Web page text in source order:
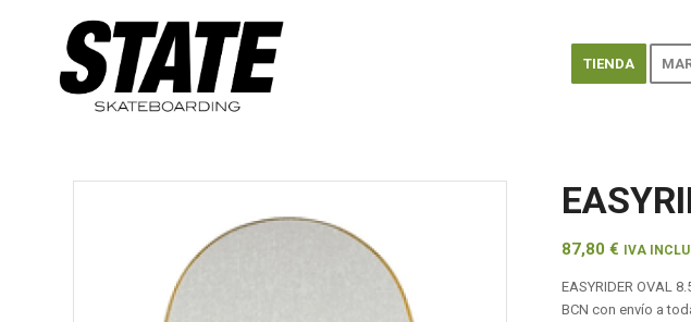
TIENDA
87,80€ IVA
EASYRIDER OVAL
BCN con envío a